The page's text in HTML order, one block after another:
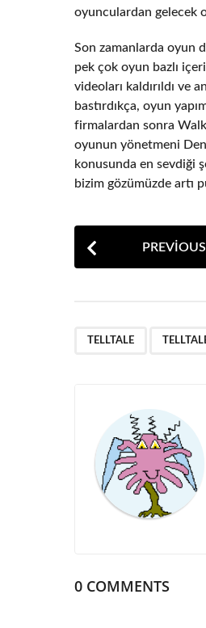
oyunculardan gelecek
Son zamanlarda oyun
pek çok oyun bazlı
videoları kaldırıldı ve
bastırdıkça, oyun
firmalardan sonra
oyunun yönetmeni
konusunda en sevdiği
bizim gözümüzde artı
o
P
n
TELLTALE
0 COMMENTS